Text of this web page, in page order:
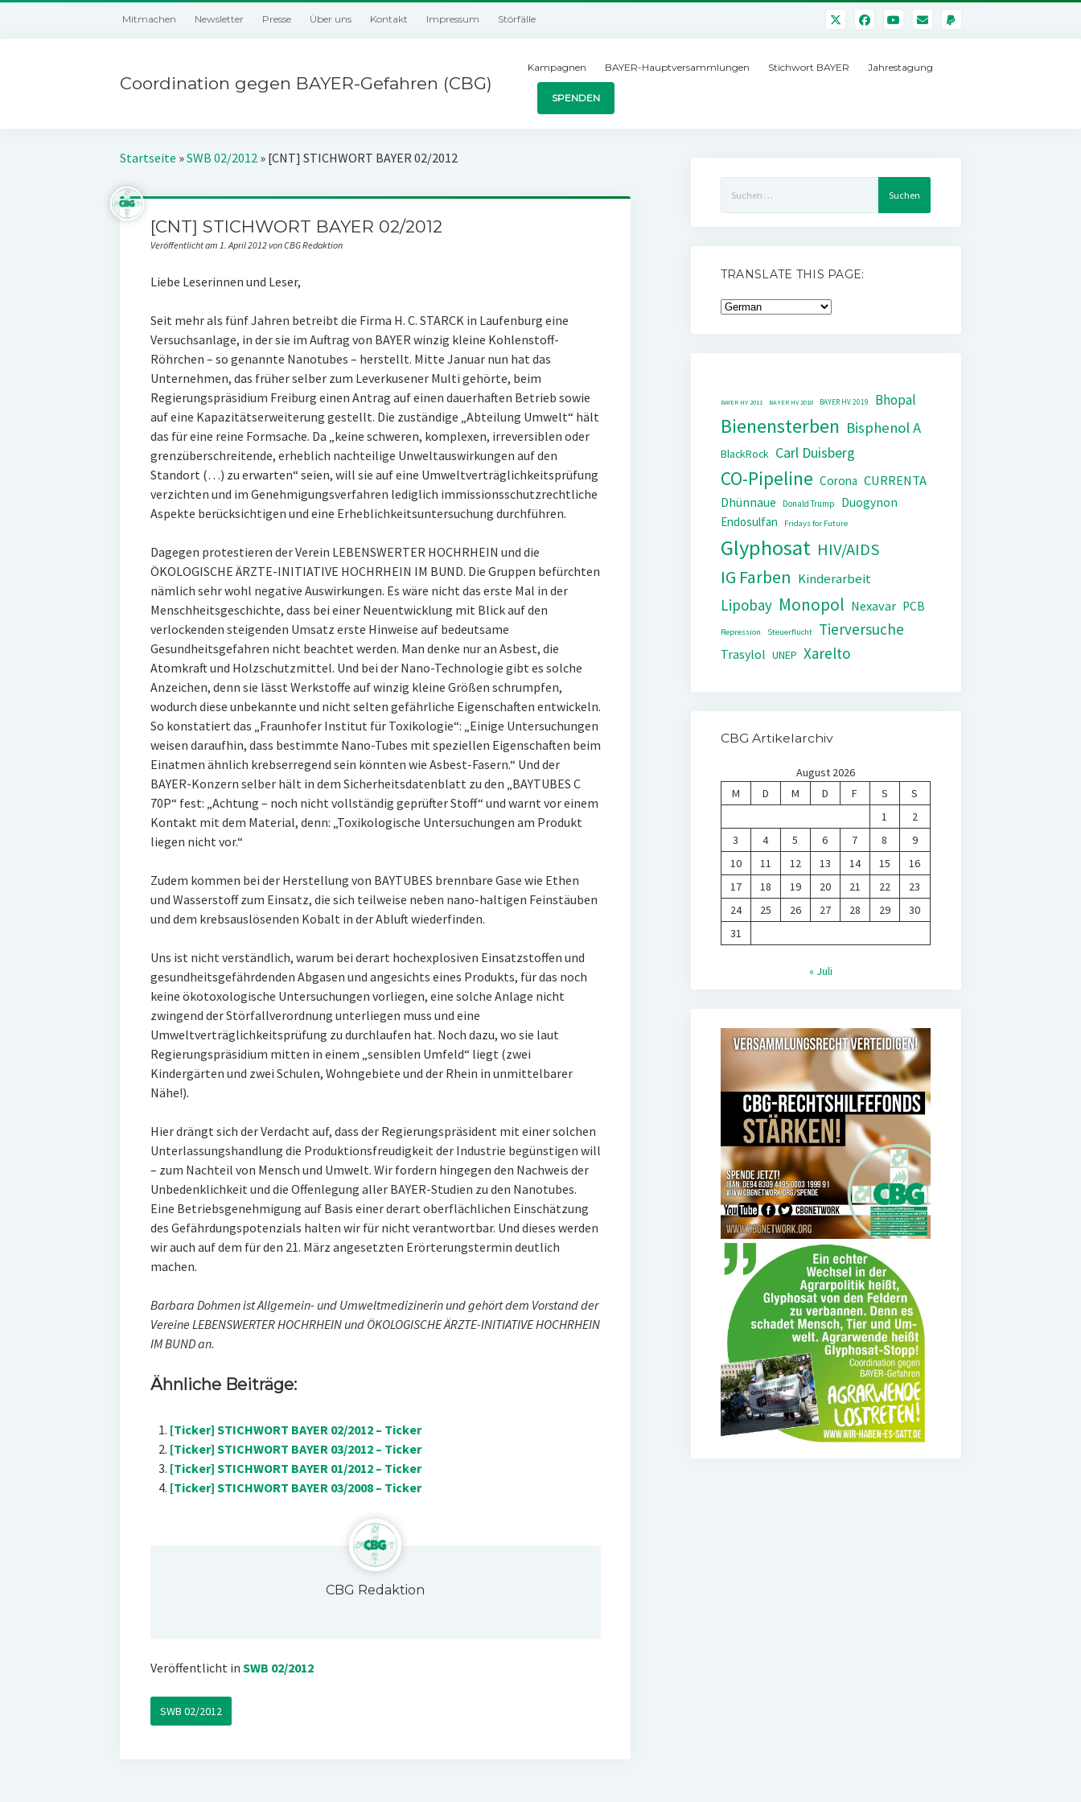
Mitmachen Newsletter Presse Über uns Kontakt Impressum Störfälle
Coordination gegen BAYER-Gefahren (CBG)
Kampagnen BAYER-Hauptversammlungen Stichwort BAYER Jahrestagung
SPENDEN
Startseite »SWB 02/2012 » [CNT] STICHWORT BAYER 02/2012
[CNT] STICHWORT BAYER 02/2012
Veröffentlicht am 1. April 2012 von CBG Redaktion
Liebe Leserinnen und Leser,
Seit mehr als fünf Jahren betreibt die Firma H. C. STARCK in Laufenburg eine
Versuchsanlage, in der sie im Auftrag von BAYER winzig kleine Kohlenstoff-
Röhrchen – so genannte Nanotubes – herstellt. Mitte Januar nun hat das
Unternehmen, das früher selber zum Leverkusener Multi gehörte, beim
Regierungspräsidium Freiburg einen Antrag auf einen dauerhaften Betrieb sowie
auf eine Kapazitätserweiterung gestellt. Die zuständige „Abteilung Umwelt“ hält
das für eine reine Formsache. Da „keine schweren, komplexen, irreversiblen oder
grenzüberschreitende, erheblich nachteilige Unweltauswirkungen auf den
Standort (…) zu erwarten“ seien, will sie auf eine Umweltverträglichkeitsprüfung
verzichten und im Genehmigungsverfahren lediglich immissionsschutzrechtliche
Aspekte berücksichtigen und eine Erheblichkeitsuntersuchung durchführen.
Dagegen protestieren der Verein LEBENSWERTER HOCHRHEIN und die
ÖKOLOGISCHE ÄRZTE-INITIATIVE HOCHRHEIN IM BUND. Die Gruppen befürchten
nämlich sehr wohl negative Auswirkungen. Es wäre nicht das erste Mal in der
Menschheitsgeschichte, dass bei einer Neuentwicklung mit Blick auf den
verlockenden steigenden Umsatz erste Hinweise auf bedeutsame
Gesundheitsgefahren nicht beachtet werden. Man denke nur an Asbest, die
Atomkraft und Holzschutzmittel. Und bei der Nano-Technologie gibt es solche
Anzeichen, denn sie lässt Werkstoffe auf winzig kleine Größen schrumpfen,
wodurch diese unbekannte und nicht selten gefährliche Eigenschaften entwickeln.
So konstatiert das „Fraunhofer Institut für Toxikologie“: „Einige Untersuchungen
weisen daraufhin, dass bestimmte Nano-Tubes mit speziellen Eigenschaften beim
Einatmen ähnlich krebserregend sein könnten wie Asbest-Fasern.“ Und der
BAYER-Konzern selber hält in dem Sicherheitsdatenblatt zu den „BAYTUBES C
70P“ fest: „Achtung – noch nicht vollständig geprüfter Stoff“ und warnt vor einem
Kontakt mit dem Material, denn: „Toxikologische Untersuchungen am Produkt
liegen nicht vor.“
Zudem kommen bei der Herstellung von BAYTUBES brennbare Gase wie Ethen
und Wasserstoff zum Einsatz, die sich teilweise neben nano-haltigen Feinstäuben
und dem krebsauslösenden Kobalt in der Abluft wiederfinden.
Uns ist nicht verständlich, warum bei derart hochexplosiven Einsatzstoffen und
gesundheitsgefährdenden Abgasen und angesichts eines Produkts, für das noch
keine ökotoxologische Untersuchungen vorliegen, eine solche Anlage nicht
zwingend der Störfallverordnung unterliegen muss und eine
Umweltverträglichkeitsprüfung zu durchlaufen hat. Noch dazu, wo sie laut
Regierungspräsidium mitten in einem „sensiblen Umfeld“ liegt (zwei
Kindergärten und zwei Schulen, Wohngebiete und der Rhein in unmittelbarer
Nähe!).
Hier drängt sich der Verdacht auf, dass der Regierungspräsident mit einer solchen
Unterlassungshandlung die Produktionsfreudigkeit der Industrie begünstigen will
– zum Nachteil von Mensch und Umwelt. Wir fordern hingegen den Nachweis der
Unbedenklichkeit und die Offenlegung aller BAYER-Studien zu den Nanotubes.
Eine Betriebsgenehmigung auf Basis einer derart oberflächlichen Einschätzung
des Gefährdungspotenzials halten wir für nicht verantwortbar. Und dieses werden
wir auch auf dem für den 21. März angesetzten Erörterungstermin deutlich
machen.
Barbara Dohmen ist Allgemein- und Umweltmedizinerin und gehört dem Vorstand der
Vereine LEBENSWERTER HOCHRHEIN und ÖKOLOGISCHE ÄRZTE-INITIATIVE HOCHRHEIN
IM BUND an.
Ähnliche Beiträge:
[Ticker] STICHWORT BAYER 02/2012 – Ticker
[Ticker] STICHWORT BAYER 03/2012 – Ticker
[Ticker] STICHWORT BAYER 01/2012 – Ticker
[Ticker] STICHWORT BAYER 03/2008 – Ticker
CBG Redaktion
Veröffentlicht in SWB 02/2012
SWB 02/2012
nach:
TRANSLATE THIS PAGE:
BAYER HV 2011 BAYER HV 2018 BAYER HV 2019 Bhopal
Bienensterben Bisphenol A
BlackRock Carl Duisberg
CO-Pipeline Corona CURRENTA
Dhünnaue Donald Trump
Duogynon
Endosulfan
Fridays for Future
Glyphosat HIV/AIDS
IG Farben Kinderarbeit
Lipobay Monopol Nexavar PCB
Repression Steuerflucht Tierversuche
Trasylol UNEP Xarelto
CBG Artikelarchiv
August 2026
M
D M D F S
S
1
2
3
4 5 6 7 8
9
10
11 12 13 14 15
16
17
18 19 20 21 22
23
24
25 26 27 28 29
30
31
« Juli